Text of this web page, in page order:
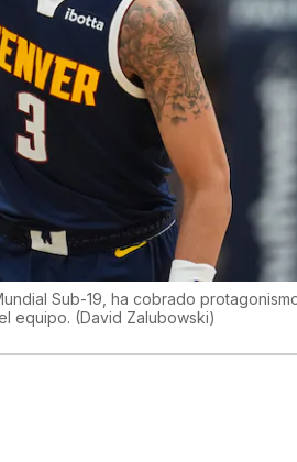
Sub-19, ha cobrado
equipo. (David Zalubowski)